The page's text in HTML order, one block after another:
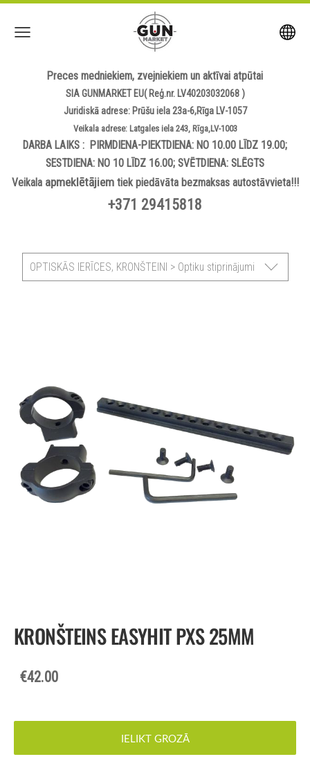
Preces medniekiem, zvejniekiem un aktīvai atpūtai
SIA GUNMARKET EU( Reģ.nr. LV40203032068 )
Juridiskā adrese: Prūšu iela 23a-6,Rīga LV-1057
Veikala adrese: Latgales iela 243, Rīga,LV-1003
DARBA LAIKS : PIRMDIENA-PIEKTDIENA: NO 10.00 LĪDZ 19.00;
SESTDIENA: NO 10 LĪDZ 16.00; SVĒTDIENA: SLĒGTS
Veikala apmeklētājiemtiek piedāvāta bezmaksas autostāvvieta!!!
+371 29415818
OPTISKĀS IERĪCES, KRONŠTEINI > Optiku stiprinājumi
KRONŠTEINS EASYHIT PXS 25MM
€42.00
IELIKT GROZĀ